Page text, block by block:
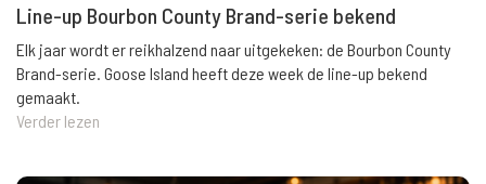
Line-up Bourbon County Brand-serie bekend
Elk jaar wordt er reikhalzend naar uitgekeken: de Bourbon County
Brand-serie. Goose Island heeft deze week de line-up bekend
gemaakt.
Verder lezen